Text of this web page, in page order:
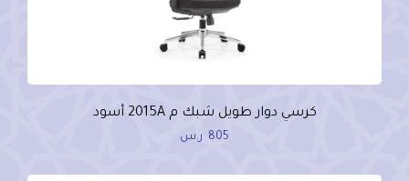
كرسي دوار طويل شبك م 2015A أسود
805 ر.س